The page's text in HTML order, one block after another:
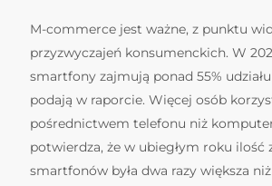
M-commerce jest ważne, z punktu
przyzwyczajeń konsumenckich. W
smartfony zajmują ponad 55%
podają w raporcie. Więcej osób
pośrednictwem telefonu niż
potwierdza, że w ubiegłym roku ilość
smartfonów była dwa razy większa